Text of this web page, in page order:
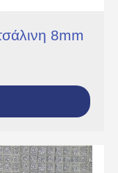
8mm